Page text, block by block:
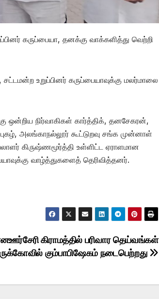
கருப்பையா, தனக்கு வாக்களித்து வெற்றி
உறுப்பினர் கருப்பையாவுக்கு மலர்மாலை
ஒன்றிய நிர்வாகிகள் கார்த்திக், தனசேகரன்,
அலங்காநல்லூர் கூட்டுறவு சங்க முன்னாள்
கிருஷ்ணமூர்த்தி உள்ளிட்ட ஏராளமான
வாழ்த்துகளைத் தெரிவித்தனர்.
கிராமத்தில் பரிவார தெய்வங்கள்
கும்பாபிஷேகம் நடைபெற்றது